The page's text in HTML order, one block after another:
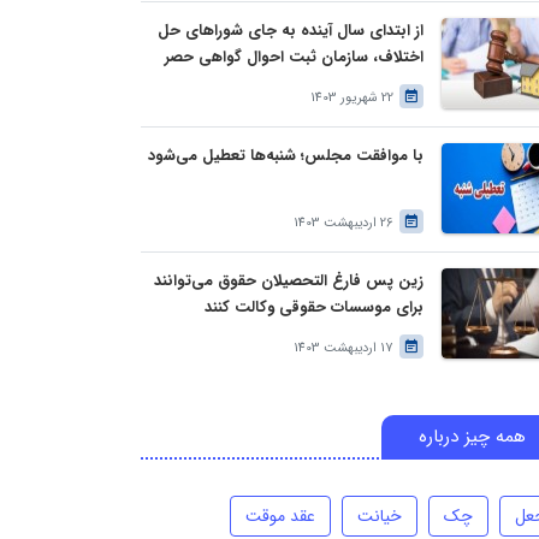
از ابتدای سال آینده به جای شوراهای حل
اختلاف، سازمان ثبت احوال گواهی حصر
وراثت بدون نیاز به درخواست وراث صادر
خواهد کرد
22 شهریور 1403
با موافقت مجلس؛ شنبه‌ها تعطیل می‌شود
26 اردیبهشت 1403
زین پس فارغ التحصیلان حقوق می‌توانند
برای موسسات حقوقی وکالت کنند
17 اردیبهشت 1403
همه چیز درباره
چک خیانت عقد موقت